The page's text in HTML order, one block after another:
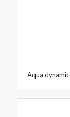
Aqua dynamic